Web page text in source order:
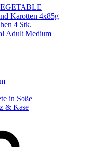
Karotten 4x85g
4 Stk.
Adult Medium
in Soße
& Käse